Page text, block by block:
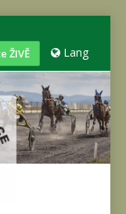
ŽIVĚ Lang